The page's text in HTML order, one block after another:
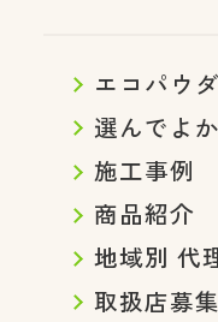
エコパウ
選んでよ
施工事例
商品紹介
地域別 代
取扱店募集